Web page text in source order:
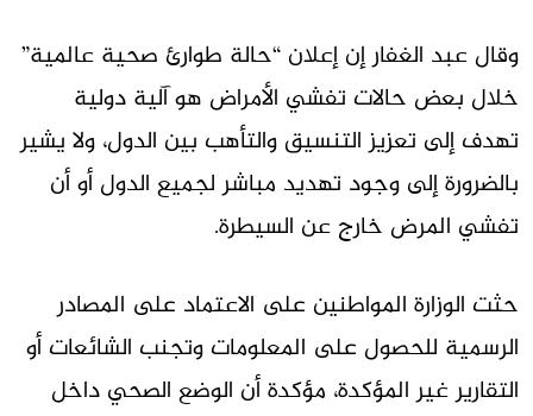
وقال عبد الغفار إن إعلان “حالة طوارئ صحية عالمية”
خلال بعض حالات تفشي الأمراض هو آلية دولية
تهدف إلى تعزيز التنسيق والتأهب بين الدول، ولا يشير
بالضرورة إلى وجود تهديد مباشر لجميع الدول أو أن
تفشي المرض خارج عن السيطرة.
حثت الوزارة المواطنين على الاعتماد على المصادر
الرسمية للحصول على المعلومات وتجنب الشائعات أو
التقارير غير المؤكدة، مؤكدة أن الوضع الصحي داخل